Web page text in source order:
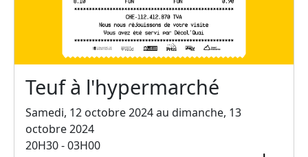
Teuf à l'hypermarché
Samedi, 12 octobre 2024 au dimanche, 13
octobre 2024
20H30 - 03H00